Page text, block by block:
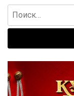
Найти: